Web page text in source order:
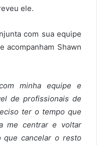
ele.
com sua equipe
acompanham Shawn
minha equipe e
de profissionais de
ter o tempo que
me centrar e voltar
que cancelar o resto